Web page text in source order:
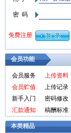
会员功能
会员服务 上传资料
会员贮值
上传记录
新手入门
密码修改
汇款通知
稿酬标准
本类精品